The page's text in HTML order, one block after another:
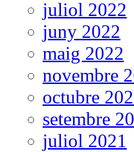
juliol 2022
juny 2022
maig 2022
novembre
octubre
setembre
juliol 2021